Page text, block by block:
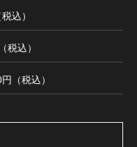
込）
税込）
（税込）